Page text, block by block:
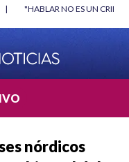
NO ES UN CRIMEN": CARTA DE
nórdicos